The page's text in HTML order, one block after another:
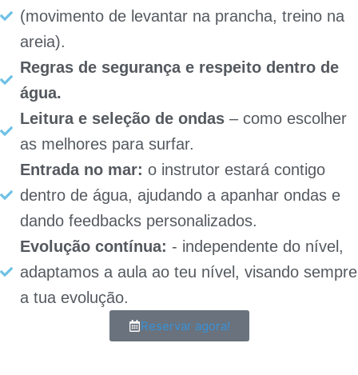
(movimento de levantar na prancha, treino na
areia).
Regras de segurança e respeito dentro de
água.
Leitura e seleção de ondas – como escolher
as melhores para surfar.
Entrada no mar: o instrutor estará contigo
dentro de água, ajudando a apanhar ondas e
dando feedbacks personalizados.
Evolução contínua: - independente do nível,
adaptamos a aula ao teu nível, visando sempre
a tua evolução.
Reservar agora!